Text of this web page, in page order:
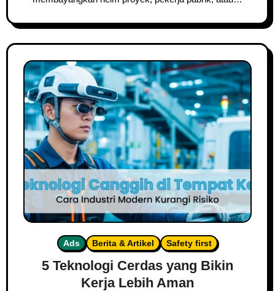
Ads Berita & Artikel Safety first
5 Teknologi Cerdas yang Bikin
Kerja Lebih Aman